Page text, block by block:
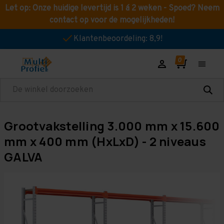
Let op: Onze huidige levertijd is 1 á 2 weken - Spoed? Neem
contact op voor de mogelijkheden!
Klantenbeoordeling: 8,9!
Zoeken
Grootvakstelling 3.000 mm x 15.600
mm x 400 mm (HxLxD) - 2 niveaus
GALVA